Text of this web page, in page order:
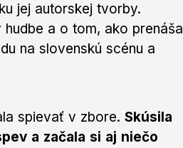
jej autorskej tvorby.
a o tom, ako prenáša
na slovenskú scénu a
spievať v zbore. Skúsila
a začala si aj niečo